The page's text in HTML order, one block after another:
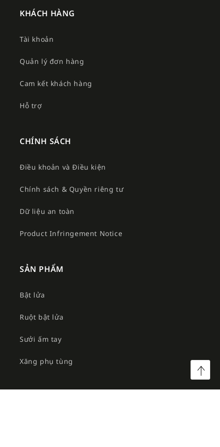
KHÁCH HÀNG
Tài khoản
Quản lý đơn hàng
Cam kết khách hàng
Hỗ trợ
CHÍNH SÁCH
Điều khoản và Điều kiện
Chính sách & Quyền riêng tư
Dữ liệu an toàn
Product Infringement Notice
SẢN PHẨM
Bật lửa
Ruột bật lửa
Sưởi ấm tay
Xăng phụ tùng